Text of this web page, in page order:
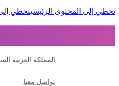
تخطي إلى المحتوى الرئيسيتخطي إلى
المملكة العربية
تواصل معنا